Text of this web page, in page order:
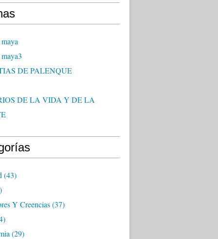
DE PALENQUE
DE LA VIDA Y DE LA
(43)
Y Creencias(37)
(29)